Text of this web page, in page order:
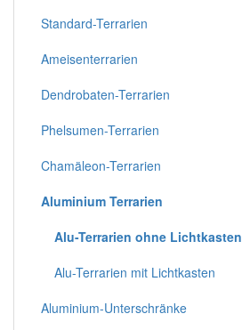
Standard-Terrarien
Ameisenterrarien
Dendrobaten-Terrarien
Phelsumen-Terrarien
Chamäleon-Terrarien
Aluminium Terrarien
Alu-Terrarien ohne Lichtkasten
Alu-Terrarien mit Lichtkasten
Aluminium-Unterschränke